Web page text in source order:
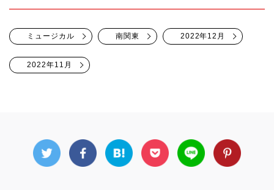
ミュージカル 南関東 2022年12月
2022年11月